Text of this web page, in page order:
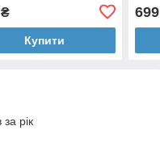
Купити
699
рік